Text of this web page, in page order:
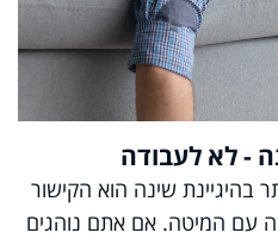
בהיגיינת שינה הוא הקישור
עם המיטה. אם אתם נוהגים